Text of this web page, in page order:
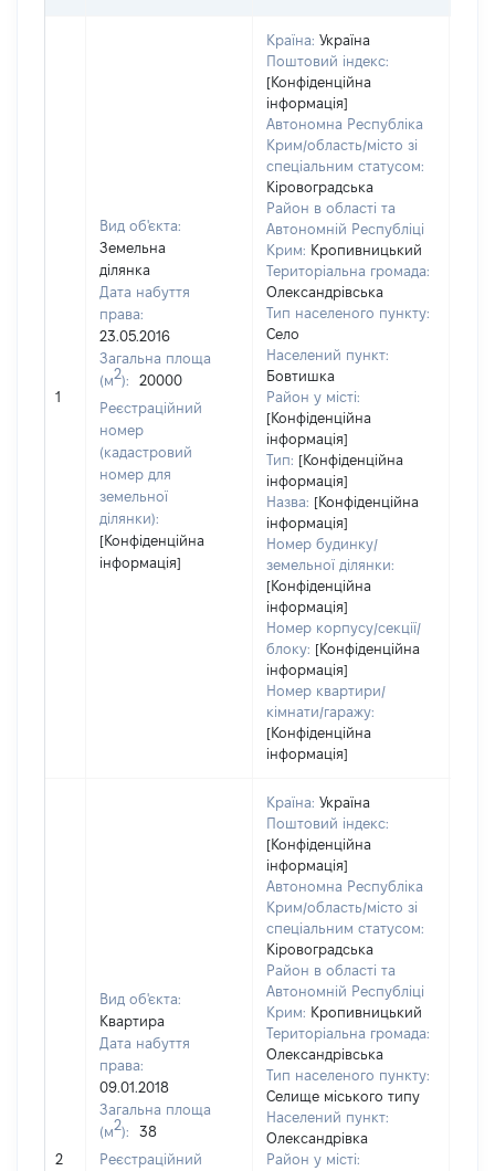
1
Вид об'єкта:
Земельна
ділянка
Дата набуття
права:
23.05.2016
Загальна площа
(м2):
20000
Реєстраційний
номер
(кадастровий
номер для
земельної
ділянки):
[Конфіденційна
інформація]
Країна: Україна
Поштовий індекс:
[Конфіденційна
інформація]
Автономна Республіка
Крим/область/місто зі
спеціальним статусом:
Кіровоградська
Район в області та
Автономній Республіці
Крим: Кропивницький
Територіальна громада:
Олександрівська
Тип населеного пункту:
Село
Населений пункт:
Бовтишка
Район у місті:
[Конфіденційна
інформація]
Тип: [Конфіденційна
інформація]
Назва: [Конфіденційна
інформація]
Номер будинку/
земельної ділянки:
[Конфіденційна
інформація]
Номер корпусу/секції/
блоку: [Конфіденційна
інформація]
Номер квартири/
кімнати/гаражу:
[Конфіденційна
інформація]
2
Вид об'єкта:
Квартира
Дата набуття
права:
09.01.2018
Загальна площа
(м2):
38
Реєстраційний
Країна: Україна
Поштовий індекс:
[Конфіденційна
інформація]
Автономна Республіка
Крим/область/місто зі
спеціальним статусом:
Кіровоградська
Район в області та
Автономній Республіці
Крим: Кропивницький
Територіальна громада:
Олександрівська
Тип населеного пункту:
Селище міського типу
Населений пункт:
Олександрівка
Район у місті: